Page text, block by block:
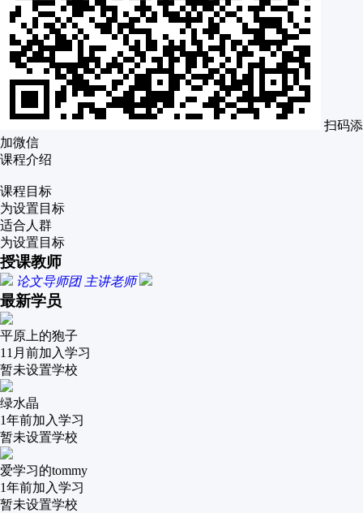
扫码添
加微信
课程介绍
课程目标
为设置目标
适合人群
为设置目标
授课教师
论文导师团 主讲老师
最新学员
平原上的狍子
11月前加入学习
暂未设置学校
绿水晶
1年前加入学习
暂未设置学校
爱学习的tommy
1年前加入学习
暂未设置学校